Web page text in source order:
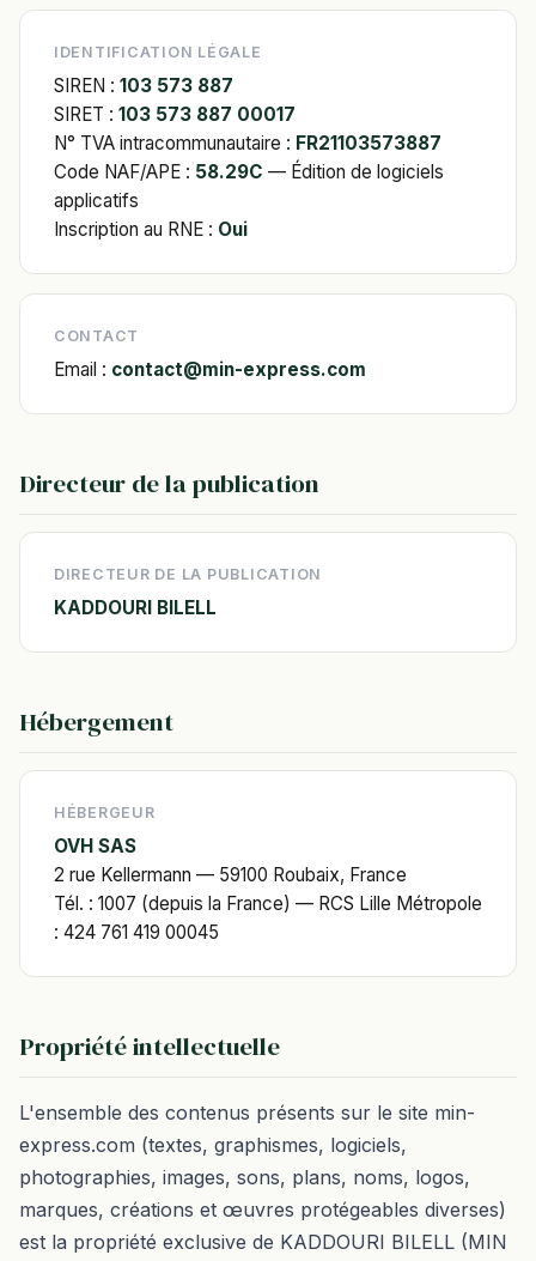
IDENTIFICATION LÉGALE
SIREN : 103 573 887
SIRET : 103 573 887 00017
N° TVA intracommunautaire : FR21103573887
Code NAF/APE : 58.29C — Édition de logiciels
applicatifs
Inscription au RNE : Oui
CONTACT
Email : contact@min-express.com
Directeur de la publication
DIRECTEUR DE LA PUBLICATION
KADDOURI BILELL
Hébergement
HÉBERGEUR
OVH SAS
2 rue Kellermann — 59100 Roubaix, France
Tél. : 1007 (depuis la France) — RCS Lille Métropole
: 424 761 419 00045
Propriété intellectuelle
L'ensemble des contenus présents sur le site min-
express.com (textes, graphismes, logiciels,
photographies, images, sons, plans, noms, logos,
marques, créations et œuvres protégeables diverses)
est la propriété exclusive de KADDOURI BILELL (MIN